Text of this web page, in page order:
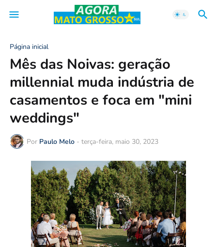
Página inicial
Mês das Noivas: geração
millennial muda indústria de
casamentos e foca em "mini
weddings"
Por Paulo Melo - terça-feira, maio 30, 2023